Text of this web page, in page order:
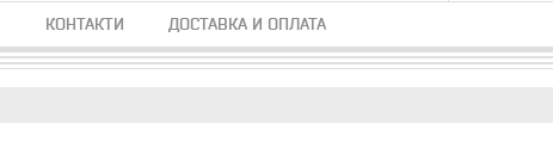
КОНТАКТИ ДОСТАВКА И ОПЛАТА